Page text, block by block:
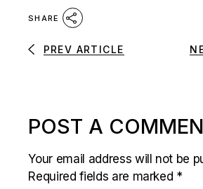
SHARE
PREV ARTICLE
POST A
Your email address will not be
Required fields are marked *